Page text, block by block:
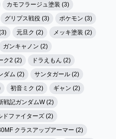
カモフラージュ塗装 (3)
グリプス戦役 (3)
ポケモン (3)
元旦ク (2)
メッキ塗装 (2)
ガンキャノン (2)
ク2 (2)
ドラえもん (2)
ダム (2)
サンタガール (2)
初音ミク (2)
ギャン (2)
戦記ガンダムW (2)
ドファイターズ (2)
クラスアップアーマー (2)